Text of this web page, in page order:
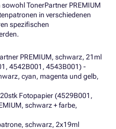
TonerPartner PREMIUM
in verschiedenen
spezifischen
PREMIUM, schwarz, 21ml
4542B001, 4543B001) -
cyan, magenta und gelb,
Fotopapier (4529B001,
schwarz + farbe,
schwarz, 2x19ml